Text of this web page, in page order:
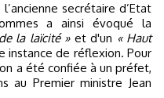
secrétaire d’Etat
a ainsi évoqué la
la laïcité »et d'un « Haut
instance de réflexion. Pour
a été confiée à un préfet,
au Premier ministre Jean